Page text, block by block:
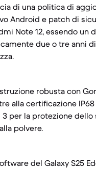
di una politica di
Android e patch di
Note 12, essendo
due o tre anni
robusta con
alla certificazione
3 per la protezione
polvere.
del Galaxy S25